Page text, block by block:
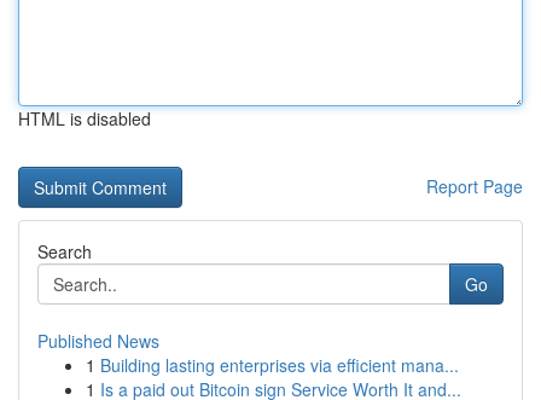
HTML is disabled
Report Page
Search
Go
Published News
1 Building lasting enterprises via efficient mana...
1 Is a paid out Bitcoin sign Service Worth It and...